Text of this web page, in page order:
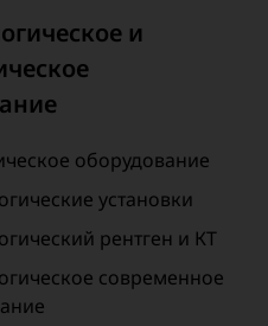
и
оборудование
установки
рентген и КТ
современное